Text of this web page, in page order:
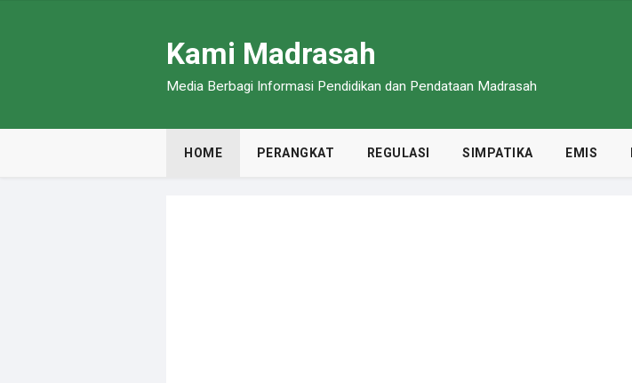
Kami Madrasah
Media Berbagi Informasi Pendidikan dan Pendataan Madrasah
HOME PERANGKAT REGULASI SIMPATIKA EMIS